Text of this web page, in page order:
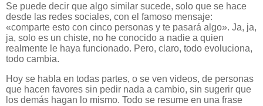
Se puede decir que algo similar sucede, solo que se hace
desde las redes sociales, con el famoso mensaje:
«comparte esto con cinco personas y te pasará algo». Ja, ja,
ja, solo es un chiste, no he conocido a nadie a quien
realmente le haya funcionado. Pero, claro, todo evoluciona,
todo cambia.
Hoy se habla en todas partes, o se ven videos, de personas
que hacen favores sin pedir nada a cambio, sin sugerir que
los demás hagan lo mismo. Todo se resume en una frase